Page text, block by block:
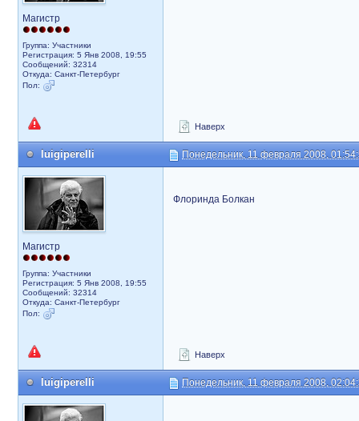
Магистр
Группа: Участники
Регистрация: 5 Янв 2008, 19:55
Сообщений: 32314
Откуда: Санкт-Петербург
Пол:
Наверх
luigiperelli Понедельник, 11 февраля 2008,
Магистр
Группа: Участники
Регистрация: 5 Янв 2008, 19:55
Сообщений: 32314
Откуда: Санкт-Петербург
Пол:
Флоринда Болкан
Наверх
luigiperelli Понедельник, 11 февраля 2008,